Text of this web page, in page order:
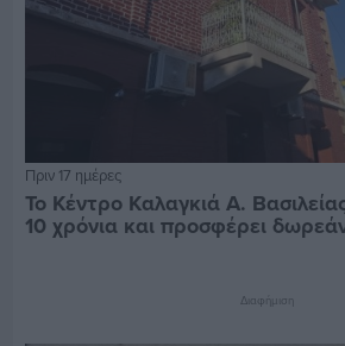
Πριν 17 ημέρες
Το Κέντρο Καλαγκιά Α.
10 χρόνια και προσφέρει
Διαφήμιση